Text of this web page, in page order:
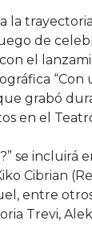
la
de
el
“Con
que grabó
en el
se incluirá
Cibrian
entre
Trevi,